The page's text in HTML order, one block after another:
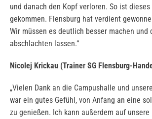
und danach den Kopf verloren. So ist
gekommen. Flensburg hat verdient
Wir müssen es deutlich besser machen und
abschlachten lassen.“
Nicolej Krickau (Trainer SG Flensburg-
„Vielen Dank an die Campushalle und
war ein gutes Gefühl, von Anfang an eine
zu genießen. Ich kann außerdem auf